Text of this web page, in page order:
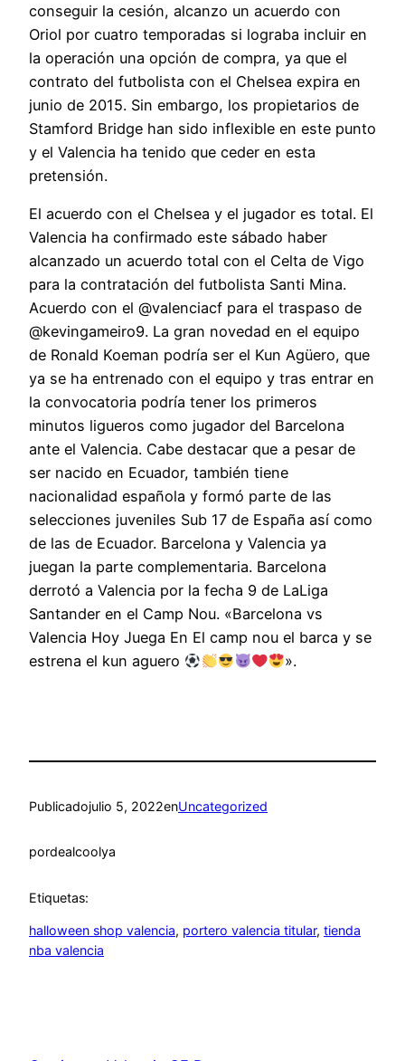
conseguir la cesión, alcanzo un acuerdo con
Oriol por cuatro temporadas si lograba incluir en
la operación una opción de compra, ya que el
contrato del futbolista con el Chelsea expira en
junio de 2015. Sin embargo, los propietarios de
Stamford Bridge han sido inflexible en este punto
y el Valencia ha tenido que ceder en esta
pretensión.
El acuerdo con el Chelsea y el jugador es total. El
Valencia ha confirmado este sábado haber
alcanzado un acuerdo total con el Celta de Vigo
para la contratación del futbolista Santi Mina.
Acuerdo con el @valenciacf para el traspaso de
@kevingameiro9. La gran novedad en el equipo
de Ronald Koeman podría ser el Kun Agüero, que
ya se ha entrenado con el equipo y tras entrar en
la convocatoria podría tener los primeros
minutos ligueros como jugador del Barcelona
ante el Valencia. Cabe destacar que a pesar de
ser nacido en Ecuador, también tiene
nacionalidad española y formó parte de las
selecciones juveniles Sub 17 de España así como
de las de Ecuador. Barcelona y Valencia ya
juegan la parte complementaria. Barcelona
derrotó a Valencia por la fecha 9 de LaLiga
Santander en el Camp Nou. «Barcelona vs
Valencia Hoy Juega En El camp nou el barca y se
estrena el kun aguero
».
Publicadojulio 5, 2022enUncategorized
pordealcoolya
Etiquetas:
halloween shop valencia, portero valencia titular, tienda
nba valencia